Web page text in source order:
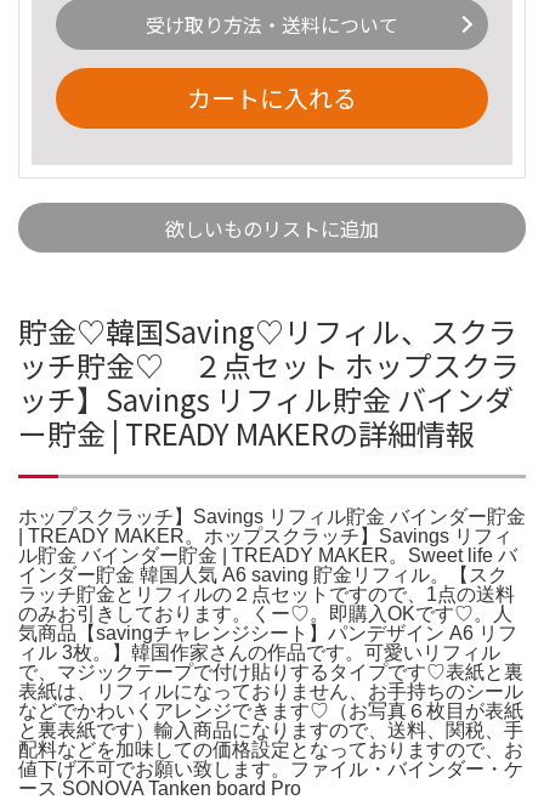
受け取り方法・送料について
カートに入れる
欲しいものリストに追加
貯金♡韓国Saving♡リフィル、スクラ
ッチ貯金♡ ２点セット ホップスクラ
ッチ】Savings リフィル貯金 バインダ
ー貯金 | TREADY MAKERの詳細情報
ホップスクラッチ】Savings リフィル貯金 バインダー貯金
| TREADY MAKER。ホップスクラッチ】Savings リフィ
ル貯金 バインダー貯金 | TREADY MAKER。Sweet life バ
インダー貯金 韓国人気 A6 saving 貯金リフィル。【スク
ラッチ貯金とリフィルの２点セットですので、1点の送料
のみお引きしております。くー♡。即購入OKです♡。人
気商品【savingチャレンジシート】パンデザイン A6 リフ
ィル 3枚。】韓国作家さんの作品です。可愛いリフィル
で、マジックテープで付け貼りするタイプです♡表紙と裏
表紙は、リフィルになっておりません、お手持ちのシール
などでかわいくアレンジできます♡（お写真６枚目が表紙
と裏表紙です）輸入商品になりますので、送料、関税、手
配料などを加味しての価格設定となっておりますので、お
値下げ不可でお願い致します。ファイル・バインダー・ケ
ース SONOVA Tanken board Pro